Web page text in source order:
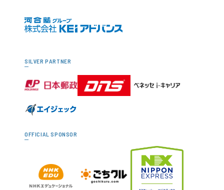
SILVER PARTNER
OFFICIAL SPONSOR